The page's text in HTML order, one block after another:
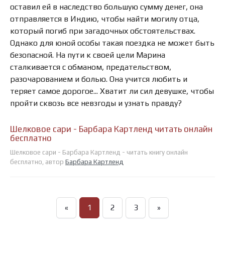
оставил ей в наследство большую сумму денег, она
отправляется в Индию, чтобы найти могилу отца,
который погиб при загадочных обстоятельствах.
Однако для юной особы такая поездка не может быть
безопасной. На пути к своей цели Марина
сталкивается с обманом, предательством,
разочарованием и болью. Она учится любить и
теряет самое дорогое... Хватит ли сил девушке, чтобы
пройти сквозь все невзгоды и узнать правду?
Шелковое сари - Барбара Картленд читать онлайн
бесплатно
Шелковое сари - Барбара Картленд - читать книгу онлайн
бесплатно, автор Барбара Картленд
« 1 2 3 »